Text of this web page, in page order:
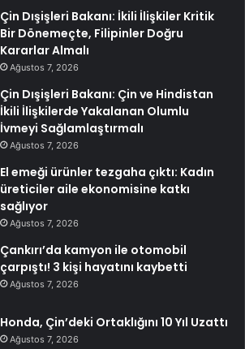
Çin Dışişleri Bakanı: İkili İlişkiler Kritik
Bir Dönemeçte, Filipinler Doğru
Kararlar Almalı
Ağustos 7, 2026
Çin Dışişleri Bakanı: Çin ve Hindistan
İkili İlişkilerde Yakalanan Olumlu
İvmeyi Sağlamlaştırmalı
Ağustos 7, 2026
El emeği ürünler tezgaha çıktı: Kadın
üreticiler aile ekonomisine katkı
sağlıyor
Ağustos 7, 2026
Çankırı’da kamyon ile otomobil
çarpıştı! 3 kişi hayatını kaybetti
Ağustos 7, 2026
Honda, Çin’deki Ortaklığını 10 Yıl Uzattı
Ağustos 7, 2026